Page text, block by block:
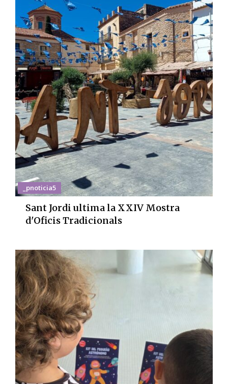
_pnoticia5
Sant Jordi ultima la XXIV Mostra
d'Oficis Tradicionals